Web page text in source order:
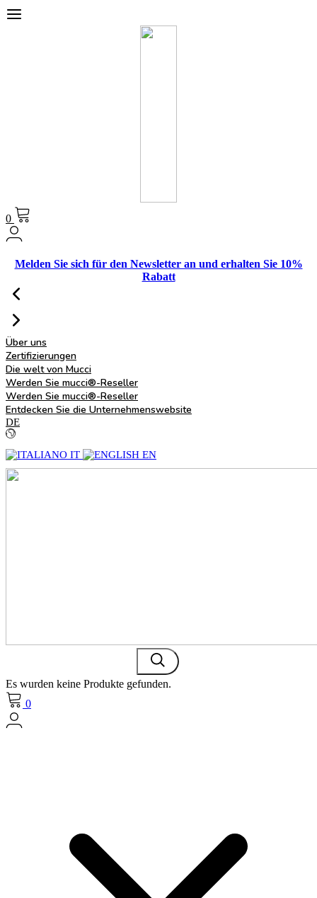
0
Melden Sie sich für den Newsletter an und erhalten Sie 10%
Rabatt
Über uns
Zertifizierungen
Die welt von Mucci
Werden Sie mucci®-Reseller
Werden Sie mucci®-Reseller
Entdecken Sie die Unternehmenswebsite
DE
IT EN
Es wurden keine Produkte gefunden.
0